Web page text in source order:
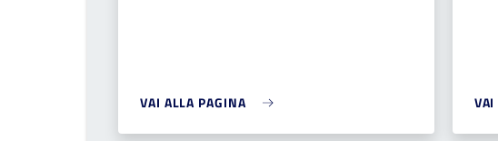
VAI ALLA PAGINA VAI